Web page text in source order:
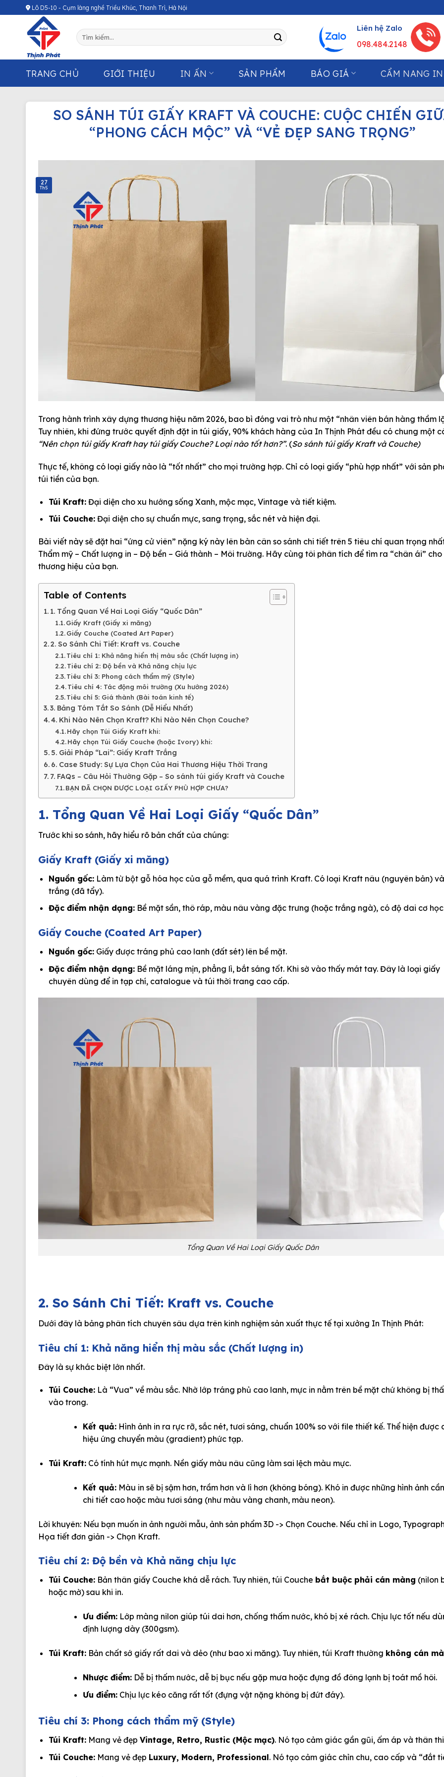
Chuyển
đến
Lô D5-10 - Cụm làng nghề Triều Khúc, Thanh Trì, Hà Nội
Tìm
kiếm:
Liên hệ Zalo
098.484.2148
TRANG CHỦ GIỚI THIỆU IN ẤN SẢN PHẨM BÁO GIÁ CẨM NANG
SO SÁNH TÚI GIẤY KRAFT VÀ COUCHE: CUỘC CHIẾN
“PHONG CÁCH MỘC” VÀ “VẺ ĐẸP SANG TRỌNG”
27
Th5
Trong hành trình xây dựng thương hiệu năm 2026, bao bì đóng vai trò như một “nhân viên bán hàng thầm
Tuy nhiên, khi đứng trước quyết định đặt in túi giấy, 90% khách hàng của In Thịnh Phát đều có chung một
“Nên chọn túi giấy Kraft hay túi giấy Couche? Loại nào tốt hơn?”. (So sánh túi giấy Kraft và Couche)
Thực tế, không có loại giấy nào là “tốt nhất” cho mọi trường hợp. Chỉ có loại giấy “phù hợp nhất” với sản
túi tiền của bạn.
Túi Kraft:Đại diện cho xu hướng sống Xanh, mộc mạc, Vintage và tiết kiệm.
Túi Couche:Đại diện cho sự chuẩn mực, sang trọng, sắc nét và hiện đại.
Bài viết này sẽ đặt hai “ứng cử viên” nặng ký này lên bàn cân so sánh chi tiết trên 5 tiêu chí quan trọng
Thẩm mỹ – Chất lượng in – Độ bền – Giá thành – Môi trường. Hãy cùng tôi phân tích để tìm ra “chân ái” cho
thương hiệu của bạn.
Table of Contents
1. Tổng Quan Về Hai Loại Giấy “Quốc Dân”
Giấy Kraft (Giấy xi măng)
Giấy Couche (Coated Art Paper)
2. So Sánh Chi Tiết: Kraft vs. Couche
Tiêu chí 1: Khả năng hiển thị màu sắc (Chất lượng in)
Tiêu chí 2: Độ bền và Khả năng chịu lực
Tiêu chí 3: Phong cách thẩm mỹ (Style)
Tiêu chí 4: Tác động môi trường (Xu hướng 2026)
Tiêu chí 5: Giá thành (Bài toán kinh tế)
3. Bảng Tóm Tắt So Sánh (Dễ Hiểu Nhất)
4. Khi Nào Nên Chọn Kraft? Khi Nào Nên Chọn Couche?
Hãy chọn Túi Giấy Kraft khi:
Hãy chọn Túi Giấy Couche (hoặc Ivory) khi:
5. Giải Pháp “Lai”: Giấy Kraft Trắng
6. Case Study: Sự Lựa Chọn Của Hai Thương Hiệu Thời Trang
7. FAQs – Câu Hỏi Thường Gặp – So sánh túi giấy Kraft và Couche
BẠN ĐÃ CHỌN ĐƯỢC LOẠI GIẤY PHÙ HỢP CHƯA?
1. Tổng Quan Về Hai Loại Giấy “Quốc Dân”
Trước khi so sánh, hãy hiểu rõ bản chất của chúng:
Giấy Kraft (Giấy xi măng)
Nguồn gốc:Làm từ bột gỗ hóa học của gỗ mềm, qua quá trình Kraft. Có loại Kraft nâu (nguyên bản)
trắng (đã tẩy).
Đặc điểm nhận dạng:Bề mặt sần, thô ráp, màu nâu vàng đặc trưng (hoặc trắng ngà), có độ dai cơ
Giấy Couche (Coated Art Paper)
Nguồn gốc:Giấy được tráng phủ cao lanh (đất sét) lên bề mặt.
Đặc điểm nhận dạng:Bề mặt láng mịn, phẳng lì, bắt sáng tốt. Khi sờ vào thấy mát tay. Đây là loại giấy
chuyên dùng để in tạp chí, catalogue và túi thời trang cao cấp.
Tổng Quan Về Hai Loại Giấy Quốc Dân
2. So Sánh Chi Tiết: Kraft vs. Couche
Dưới đây là bảng phân tích chuyên sâu dựa trên kinh nghiệm sản xuất thực tế tại xưởng In Thịnh Phát:
Tiêu chí 1: Khả năng hiển thị màu sắc (Chất lượng in)
Đây là sự khác biệt lớn nhất.
Túi Couche:Là “Vua” về màu sắc. Nhờ lớp tráng phủ cao lanh, mực in nằm trên bề mặt chứ không bị
vào trong.
Kết quả:Hình ảnh in ra rực rỡ, sắc nét, tươi sáng, chuẩn 100% so với file thiết kế. Thể hiện được
hiệu ứng chuyển màu (gradient) phức tạp.
Túi Kraft:Có tính hút mực mạnh. Nền giấy màu nâu cũng làm sai lệch màu mực.
Kết quả:Màu in sẽ bị sậm hơn, trầm hơn và lì hơn (không bóng). Khó in được những hình ảnh
chi tiết cao hoặc màu tươi sáng (như màu vàng chanh, màu neon).
Lời khuyên: Nếu bạn muốn in ảnh người mẫu, ảnh sản phẩm 3D -> Chọn Couche. Nếu chỉ in Logo,
Họa tiết đơn giản -> Chọn Kraft.
Tiêu chí 2: Độ bền và Khả năng chịu lực
Túi Couche:Bản thân giấy Couche khá dễ rách. Tuy nhiên, túi Couche bắt buộc phải cán màng (nilon
hoặc mờ) sau khi in.
Ưu điểm:Lớp màng nilon giúp túi dai hơn, chống thấm nước, khó bị xé rách. Chịu lực tốt nếu
định lượng dày (300gsm).
Túi Kraft:Bản chất sớ giấy rất dai và dẻo (như bao xi măng). Tuy nhiên, túi Kraft thường không cán
Nhược điểm:Dễ bị thấm nước, dễ bị bục nếu gặp mưa hoặc đựng đồ đông lạnh bị toát mồ hôi.
Ưu điểm:Chịu lực kéo căng rất tốt (đựng vật nặng không bị đứt đáy).
Tiêu chí 3: Phong cách thẩm mỹ (Style)
Túi Kraft:Mang vẻ đẹp Vintage, Retro, Rustic (Mộc mạc). Nó tạo cảm giác gần gũi, ấm áp và thân
Túi Couche:Mang vẻ đẹp Luxury, Modern, Professional. Nó tạo cảm giác chỉn chu, cao cấp và “đắt